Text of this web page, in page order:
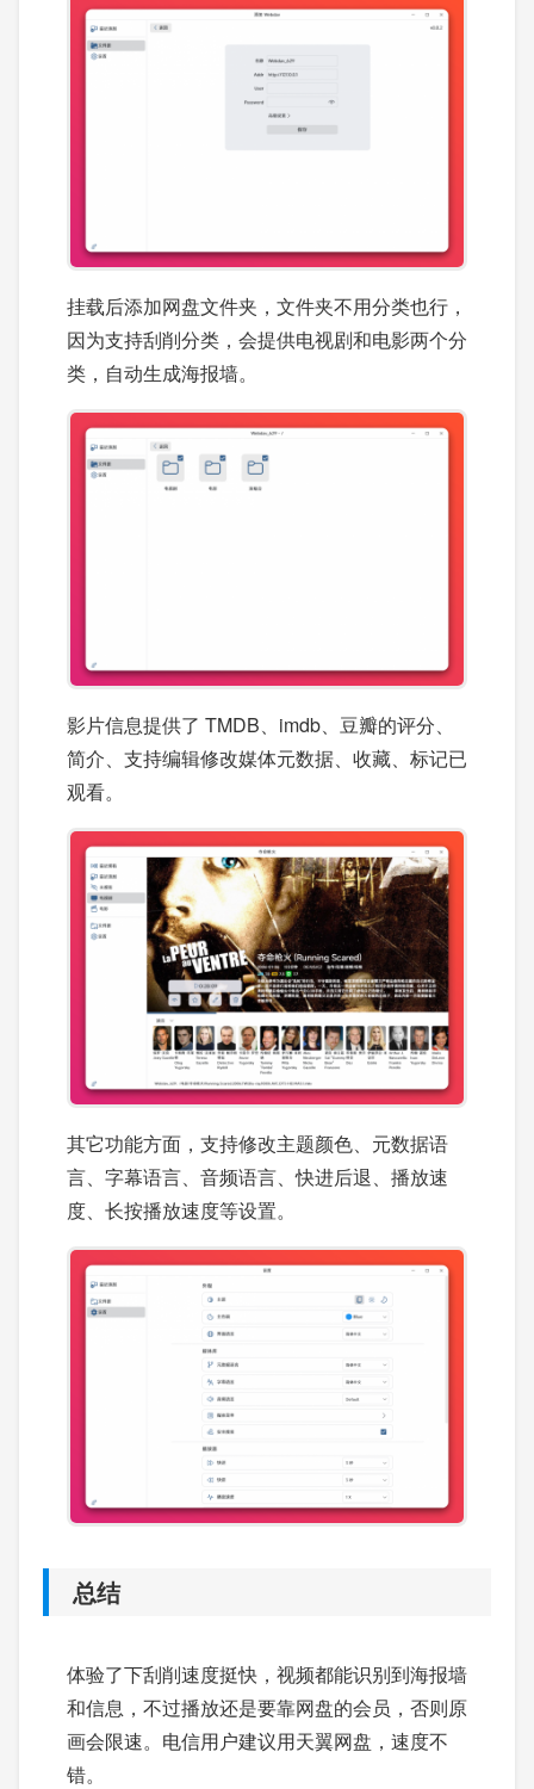
挂载后添加网盘文件夹，文件夹不用分类也行，
因为支持刮削分类，会提供电视剧和电影两个分
类，自动生成海报墙。
影片信息提供了 TMDB、imdb、豆瓣的评分、
简介、支持编辑修改媒体元数据、收藏、标记已
观看。
其它功能方面，支持修改主题颜色、元数据语
言、字幕语言、音频语言、快进后退、播放速
度、长按播放速度等设置。
总结
体验了下刮削速度挺快，视频都能识别到海报墙
和信息，不过播放还是要靠网盘的会员，否则原
画会限速。电信用户建议用天翼网盘，速度不
错。